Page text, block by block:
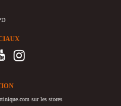
sur les stores